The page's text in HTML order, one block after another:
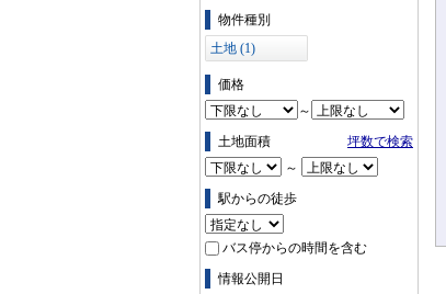
物件の条件で絞り込む
物件種別
土地 (1)
価格
～
土地面積
坪数で検索
～
駅からの徒歩
バス停からの時間を含む
情報公開日